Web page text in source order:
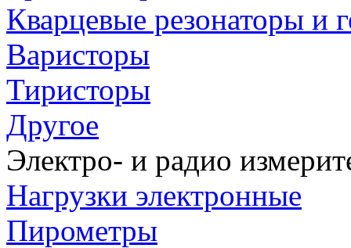
Кварцевые резонаторы и
Варисторы
Тиристоры
Другое
Электро- и радио
Нагрузки электронные
Пирометры